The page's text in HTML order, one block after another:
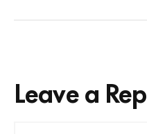
Leave a